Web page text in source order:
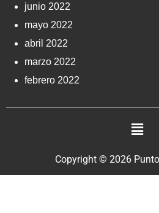
junio 2022
mayo 2022
abril 2022
marzo 2022
febrero 2022
Copyright © 2026